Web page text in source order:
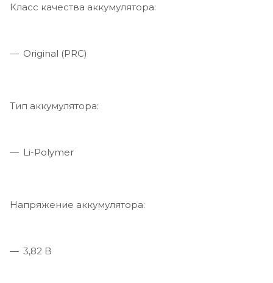
Класс качества аккумулятора:
Original (PRC)
Тип аккумулятора:
Li-Polymer
Напряжение аккумулятора:
3,82 B